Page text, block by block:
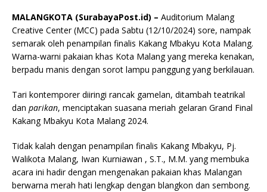
MALANGKOTA (SurabayaPost.id) – Auditorium Malang
Creative Center (MCC) pada Sabtu (12/10/2024) sore, nampak
semarak oleh penampilan finalis Kakang Mbakyu Kota Malang.
Warna-warni pakaian khas Kota Malang yang mereka kenakan,
berpadu manis dengan sorot lampu panggung yang berkilauan.
Tari kontemporer diiringi rancak gamelan, ditambah teatrikal
dan parikan, menciptakan suasana meriah gelaran Grand Final
Kakang Mbakyu Kota Malang 2024.
Tidak kalah dengan penampilan finalis Kakang Mbakyu, Pj.
Walikota Malang, Iwan Kurniawan , S.T., M.M. yang membuka
acara ini hadir dengan mengenakan pakaian khas Malangan
berwarna merah hati lengkap dengan blangkon dan sembong.